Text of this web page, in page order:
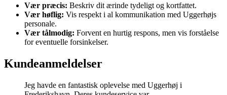
Vær præcis: Beskriv dit ærinde tydeligt og kortfattet.
Vær høflig: Vis respekt i al kommunikation med Uggerhøjs
personale.
Vær tålmodig: Forvent en hurtig respons, men vis forståelse
for eventuelle forsinkelser.
Kundeanmeldelser
Jeg havde en fantastisk oplevelse med Uggerhøj i